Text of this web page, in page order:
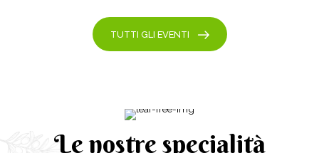
TUTTI GLI EVENTI
Le nostre specialità